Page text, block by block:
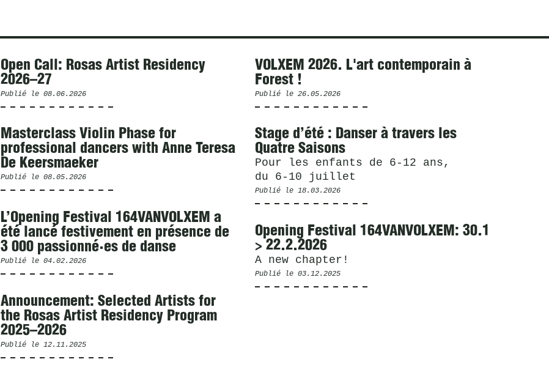
Open Call: Rosas Artist Residency
2026–27
Publié le 08.06.2026
VOLXEM 2026. L'art contemporain à
Forest !
Publié le 26.05.2026
Masterclass Violin Phase for
professional dancers with Anne Teresa
De Keersmaeker
Publié le 08.05.2026
Stage d’été : Danser à travers les
Quatre Saisons
Pour les enfants de 6-12 ans,
du 6-10 juillet
Publié le 18.03.2026
L’Opening Festival 164VANVOLXEM a
été lancé festivement en présence de
3 000 passionné·es de danse
Publié le 04.02.2026
Opening Festival 164VANVOLXEM: 30.1
> 22.2.2026
A new chapter!
Publié le 03.12.2025
Announcement: Selected Artists for
the Rosas Artist Residency Program
2025–2026
Publié le 12.11.2025